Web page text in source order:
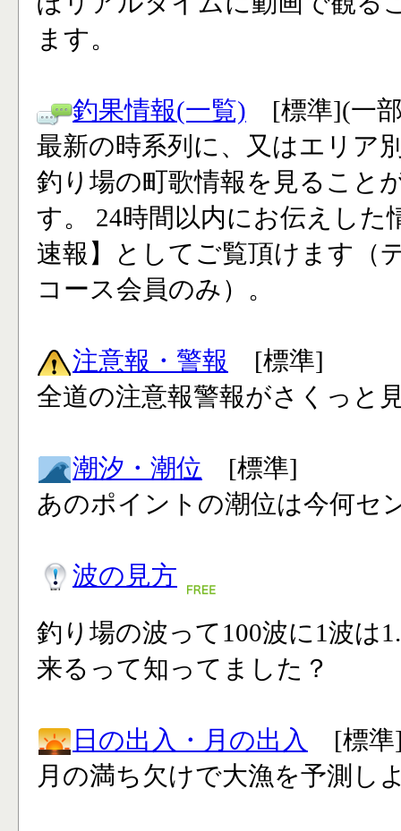
ます。
釣果情報(一覧) [標準](一
最新の時系列に、又はエリア
釣り場の町歌情報を見ること
す。 24時間以内にお伝えした
速報】としてご覧頂けます（
コース会員のみ）。
注意報・警報 [標準]
全道の注意報警報がさくっと
潮汐・潮位 [標準]
あのポイントの潮位は今何セ
波の見方
釣り場の波って100波に1波は
来るって知ってました？
日の出入・月の出入
[標準
月の満ち欠けで大漁を予測し